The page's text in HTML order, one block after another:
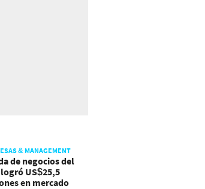
& MANAGEMENT
de negocios del
logró US$25,5
en mercado